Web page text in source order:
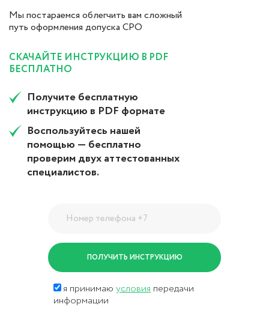
Мы постараемся облегчить вам сложный
путь оформления допуска СРО
СКАЧАЙТЕ ИНСТРУКЦИЮ В PDF
БЕСПЛАТНО
Получите бесплатную
инструкцию в PDF формате
Воспользуйтесь нашей
помощью — бесплатно
проверим двух аттестованных
специалистов.
я принимаю условия передачи
информации